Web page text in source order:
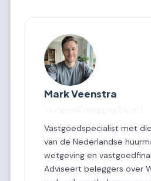
Mark Veenstra
Vastgoedspecialist met
van de Nederlandse
wetgeving en
Adviseert beleggers over